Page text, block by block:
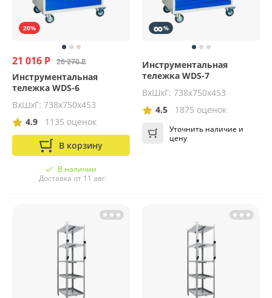
20%
21 016 Р 26 270 Р
Инструментальная
тележка WDS-6
ВхШхГ: 738х750х453
4.9
1135 оценок
В корзину
В наличии
Доставка от 11 авг.
∞%
Инструментальная
тележка WDS-7
ВхШхГ: 738х750х453
4.5
1875 оценок
Уточнить наличие и
цену